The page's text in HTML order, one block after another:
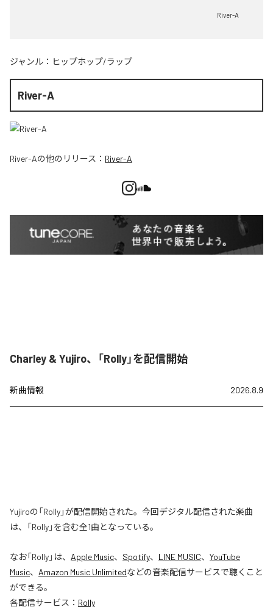
River-A
ジャンル： ヒップホップ/ラップ
River-A
River-Aの他のリリース： River-A
Charley & Yujiro、「Rolly」を配信開始
新曲情報 2026.8.9
Yujiroの「Rolly」が配信開始された。今回デジタル配信された楽曲
は、「Rolly」を含む全1曲となっている。
なお「Rolly」は、 Apple Music、 Spotify、 LINE MUSIC、 YouTube
Music、 Amazon Music Unlimitedなどの音楽配信サービスで聴くこと
ができる。
各配信サービス： Rolly